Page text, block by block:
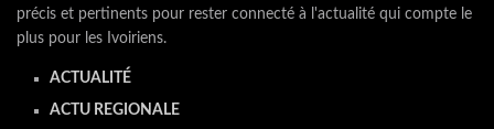
précis et pertinents pour rester connecté à l'actualité qui compte le
plus pour les Ivoiriens.
ACTUALITÉ
ACTU REGIONALE